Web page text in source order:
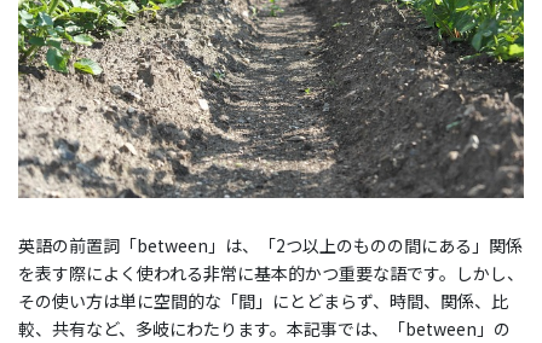
英語の前置詞「between」は、「2つ以上のものの間にある」関係
を表す際によく使われる非常に基本的かつ重要な語です。しかし、
その使い方は単に空間的な「間」にとどまらず、時間、関係、比
較、共有など、多岐にわたります。本記事では、「between」の